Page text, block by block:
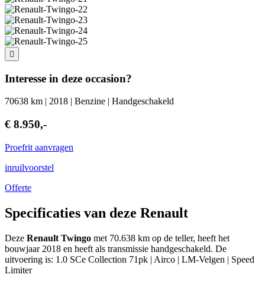
Interesse in deze occasion?
70638 km | 2018 | Benzine | Handgeschakeld
€ 8.950,-
Proefrit aanvragen
inruilvoorstel
Offerte
Specificaties van deze Renault
Deze Renault Twingo met 70.638 km op de teller, heeft het
bouwjaar 2018 en heeft als transmissie handgeschakeld. De
uitvoering is: 1.0 SCe Collection 71pk | Airco | LM-Velgen | Speed
Limiter